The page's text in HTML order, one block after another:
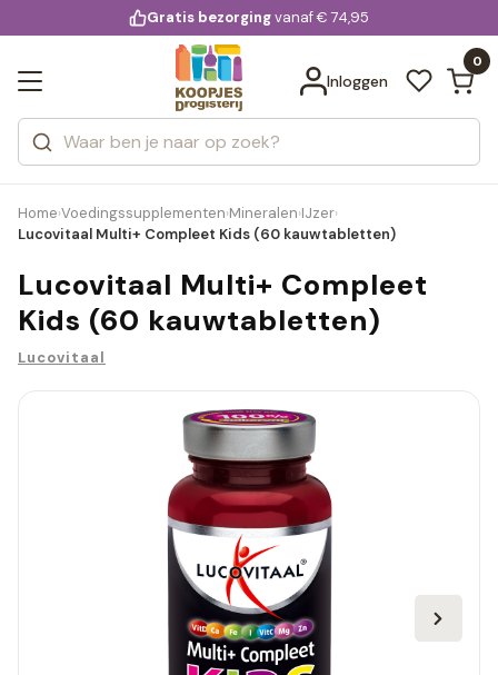
voor 20:00 uur besteld
Gratis bezorgingvanaf € 74,95
Inloggen
0
Zoeken
Categorieën
Merken
Bekijk alle resultaten
Home›Voedingssupplementen›Mineralen›IJzer›
Lucovitaal Multi+ Compleet Kids (60 kauwtabletten)
Lucovitaal Multi+ Compleet
Kids (60 kauwtabletten)
Lucovitaal